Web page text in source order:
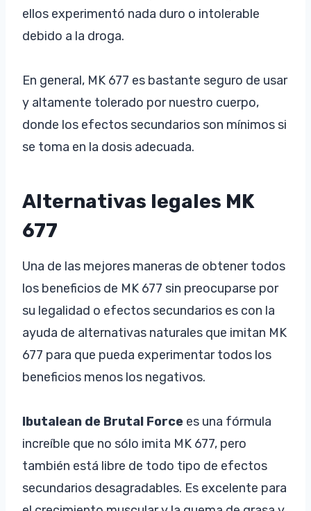
ellos experimentó nada duro o intolerable
debido a la droga.
En general, MK 677 es bastante seguro de usar
y altamente tolerado por nuestro cuerpo,
donde los efectos secundarios son mínimos si
se toma en la dosis adecuada.
Alternativas legales MK
677
Una de las mejores maneras de obtener todos
los beneficios de MK 677 sin preocuparse por
su legalidad o efectos secundarios es con la
ayuda de alternativas naturales que imitan MK
677 para que pueda experimentar todos los
beneficios menos los negativos.
Ibutalean de Brutal Force es una fórmula
increíble que no sólo imita MK 677, pero
también está libre de todo tipo de efectos
secundarios desagradables. Es excelente para